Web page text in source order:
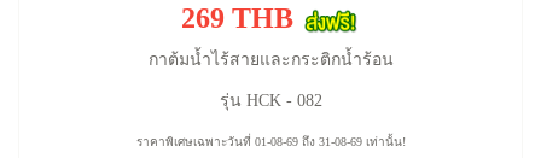
269 THB
กาต้มน้ำไร้สายและกระติกน้ำร้อน
รุ่น HCK - 082
ราคาพิเศษเฉพาะวันที่ 01-08-69 ถึง 31-08-69 เท่านั้น!